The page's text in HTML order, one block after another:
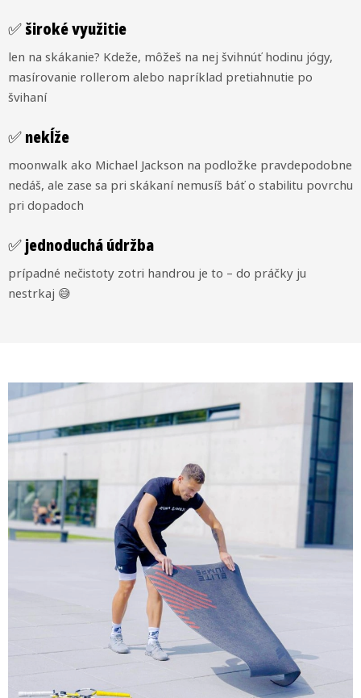
✅ široké využitie
len na skákanie? Kdeže, môžeš na nej švihnúť hodinu jógy,
masírovanie rollerom alebo napríklad pretiahnutie po
švihaní
✅ nekĺže
moonwalk ako Michael Jackson na podložke pravdepodobne
nedáš, ale zase sa pri skákaní nemusíš báť o stabilitu povrchu
pri dopadoch
✅ jednoduchá údržba
prípadné nečistoty zotri handrou je to – do práčky ju
nestrkaj 😅